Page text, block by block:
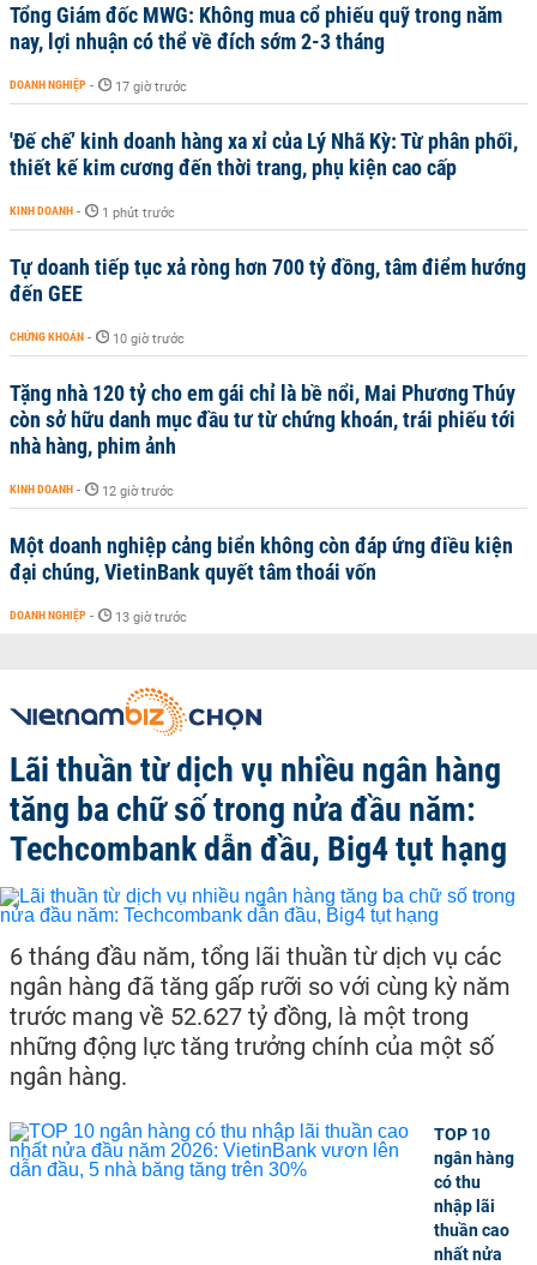
Tổng Giám đốc MWG: Không mua cổ phiếu quỹ trong năm
nay, lợi nhuận có thể về đích sớm 2-3 tháng
DOANH NGHIỆP - 17 giờ trước
'Đế chế’ kinh doanh hàng xa xỉ của Lý Nhã Kỳ: Từ phân phối,
thiết kế kim cương đến thời trang, phụ kiện cao cấp
KINH DOANH - 1 phút trước
Tự doanh tiếp tục xả ròng hơn 700 tỷ đồng, tâm điểm hướng
đến GEE
CHỨNG KHOÁN - 10 giờ trước
Tặng nhà 120 tỷ cho em gái chỉ là bề nổi, Mai Phương Thúy
còn sở hữu danh mục đầu tư từ chứng khoán, trái phiếu tới
nhà hàng, phim ảnh
KINH DOANH - 12 giờ trước
Một doanh nghiệp cảng biển không còn đáp ứng điều kiện
đại chúng, VietinBank quyết tâm thoái vốn
DOANH NGHIỆP - 13 giờ trước
Lãi thuần từ dịch vụ nhiều ngân hàng
tăng ba chữ số trong nửa đầu năm:
Techcombank dẫn đầu, Big4 tụt hạng
6 tháng đầu năm, tổng lãi thuần từ dịch vụ các
ngân hàng đã tăng gấp rưỡi so với cùng kỳ năm
trước mang về 52.627 tỷ đồng, là một trong
những động lực tăng trưởng chính của một số
ngân hàng.
TOP 10
ngân hàng
có thu
nhập lãi
thuần cao
nhất nửa